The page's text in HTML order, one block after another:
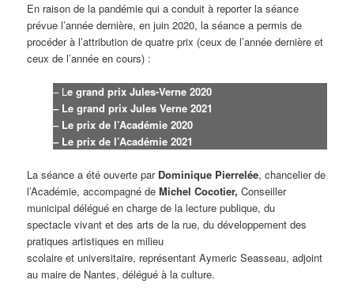
En raison de la pandémie qui a conduit à reporter la séance
prévue l’année dernière, en juin 2020, la séance a permis de
procéder à l’attribution de quatre prix (ceux de l’année dernière et
ceux de l’année en cours) :
– Le grand prix Jules-Verne 2020
– Le grand prix Jules Verne 2021
– Le prix de l’Académie 2020
– Le prix de l’Académie 2021
La séance a été ouverte par Dominique Pierrelée, chancelier de
l’Académie, accompagné deMichel Cocotier, Conseiller
municipal délégué en charge de la lecture publique, du
spectacle vivant et des arts de la rue, du développement des
pratiques artistiques en milieu
scolaire et universitaire, représentant Aymeric Seasseau, adjoint
au maire de Nantes, délégué à la culture.